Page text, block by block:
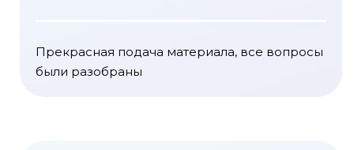
Прекрасная подача материала, все вопросы
были разобраны